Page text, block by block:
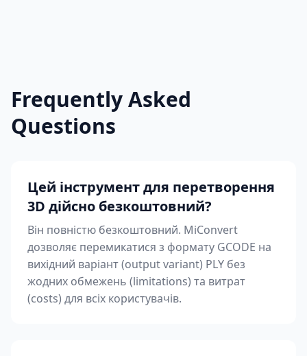
Frequently Asked
Questions
Цей інструмент для перетворення
3D дійсно безкоштовний?
Він повністю безкоштовний. MiConvert
дозволяє перемикатися з формату GCODE на
вихідний варіант (output variant) PLY без
жодних обмежень (limitations) та витрат
(costs) для всіх користувачів.